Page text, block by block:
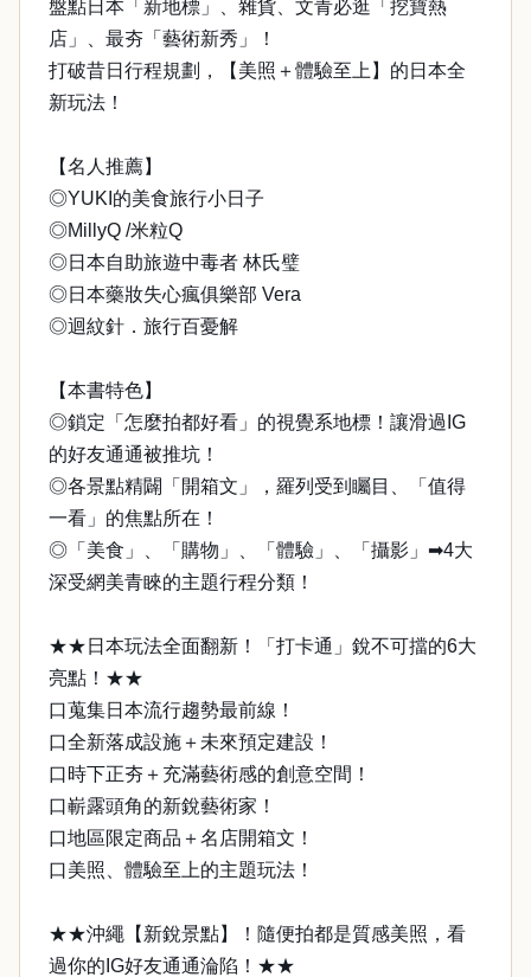
盤點日本「新地標」、雜貨、文青必逛「挖寶熱
店」、最夯「藝術新秀」！
打破昔日行程規劃，【美照＋體驗至上】的日本全
新玩法！
【名人推薦】
◎YUKI的美食旅行小日子
◎MillyQ /米粒Q
◎日本自助旅遊中毒者 林氏璧
◎日本藥妝失心瘋俱樂部 Vera
◎迴紋針．旅行百憂解
【本書特色】
◎鎖定「怎麼拍都好看」的視覺系地標！讓滑過IG
的好友通通被推坑！
◎各景點精闢「開箱文」，羅列受到矚目、「值得
一看」的焦點所在！
◎「美食」、「購物」、「體驗」、「攝影」➡4大
深受網美青睞的主題行程分類！
★★日本玩法全面翻新！「打卡通」銳不可擋的6大
亮點！★★
口蒐集日本流行趨勢最前線！
口全新落成設施＋未來預定建設！
口時下正夯＋充滿藝術感的創意空間！
口嶄露頭角的新銳藝術家！
口地區限定商品＋名店開箱文！
口美照、體驗至上的主題玩法！
★★沖繩【新銳景點】！隨便拍都是質感美照，看
過你的IG好友通通淪陷！★★